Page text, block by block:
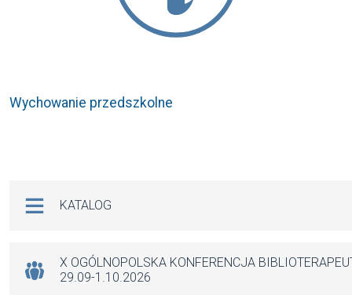
Wychowanie przedszkolne
KATALOG
X OGÓLNOPOLSKA KONFERENCJA
29.09-1.10.2026